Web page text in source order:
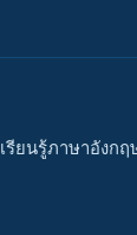
เรียนรู้ภาษาอังกฤ